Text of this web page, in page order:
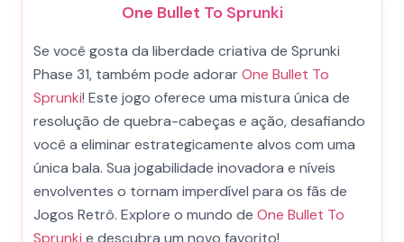
One Bullet To Sprunki
Se você gosta da liberdade criativa de Sprunki
Phase 31, também pode adorarOne Bullet To
Sprunki! Este jogo oferece uma mistura única de
resolução de quebra-cabeças e ação, desafiando
você a eliminar estrategicamente alvos com uma
única bala. Sua jogabilidade inovadora e níveis
envolventes o tornam imperdível para os fãs de
Jogos Retrô. Explore o mundo de One Bullet To
Sprunki e descubra um novo favorito!